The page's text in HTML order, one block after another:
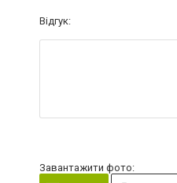
Відгук:
Завантажити фото: